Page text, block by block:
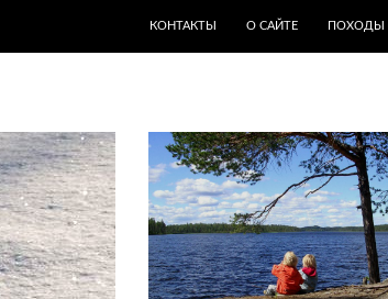
КОНТАКТЫ О САЙТЕ ПОХОДЫ